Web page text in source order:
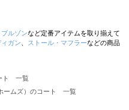
ブルゾンなど定番アイテムを取り揃えて
ガン ストール・マフラーなどの商品
ト 一覧
ームズ）のコート 一覧